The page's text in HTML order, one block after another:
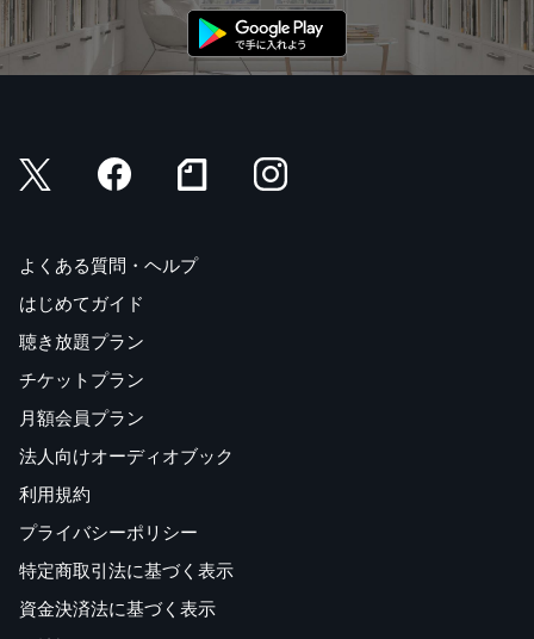
よくある質問・ヘルプ
はじめてガイド
聴き放題プラン
チケットプラン
月額会員プラン
法人向けオーディオブック
利用規約
プライバシーポリシー
特定商取引法に基づく表示
資金決済法に基づく表示